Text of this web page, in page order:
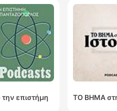
επιστήμη ΤΟ ΒΗΜΑ